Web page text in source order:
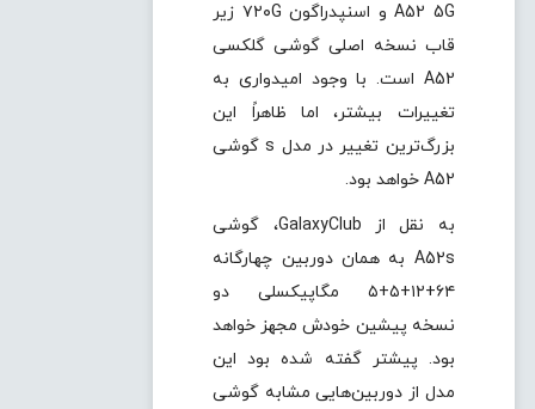
A52 5G و اسنپدراگون ۷۲۰G زیر
قاب نسخه اصلی گوشی گلکسی
A52 است. با وجود امیدواری به
تغییرات بیشتر، اما ظاهراً این
بزرگ‌ترین تغییر در مدل s گوشی
A52 خواهد بود.
به نقل از GalaxyClub، گوشی
A52s به همان دوربین چهارگانه
۶۴+۱۲+۵+۵ مگاپیکسلی دو
نسخه پیشین خودش مجهز خواهد
بود. پیشتر گفته شده بود این
مدل از دوربین‌هایی مشابه گوشی